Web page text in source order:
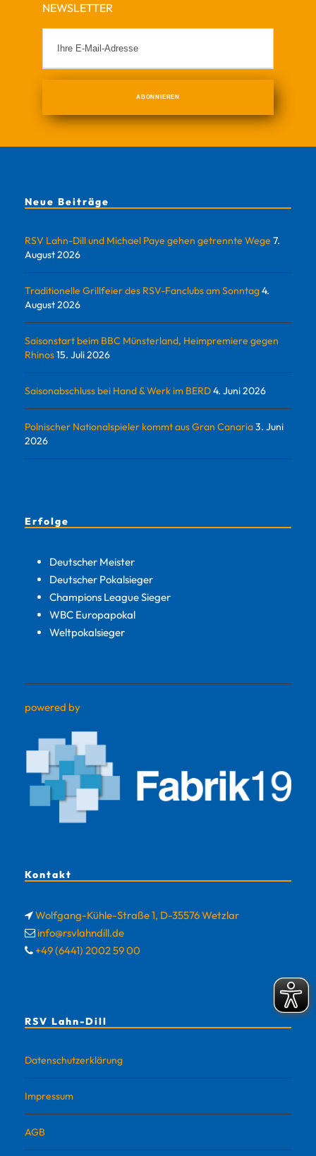
NEWSLETTER
Neue Beiträge
RSV Lahn-Dill und Michael Paye gehen getrennte Wege 7.
August 2026
Traditionelle Grillfeier des RSV-Fanclubs am Sonntag4.
August 2026
Saisonstart beim BBC Münsterland, Heimpremiere gegen
Rhinos15. Juli 2026
Saisonabschluss bei Hand & Werk im BERD4. Juni 2026
Polnischer Nationalspieler kommt aus Gran Canaria3. Juni
2026
Erfolge
Deutscher Meister
Deutscher Pokalsieger
Champions League Sieger
WBC Europapokal
Weltpokalsieger
powered by
Kontakt
Wolfgang-Kühle-Straße 1, D-35576 Wetzlar
info@rsvlahndill.de
+49 (6441) 2002 59 00
RSV Lahn-Dill
Datenschutzerklärung
Impressum
AGB